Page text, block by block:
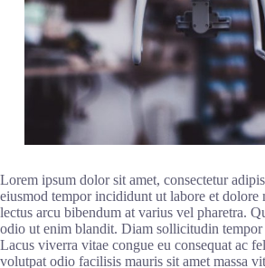
Lorem ipsum dolor sit amet, consectetur
eiusmod tempor incididunt ut labore et dolore
lectus arcu bibendum at varius vel pharetra.
odio ut enim blandit. Diam sollicitudin
Lacus viverra vitae congue eu consequat ac
volutpat odio facilisis mauris sit amet massa